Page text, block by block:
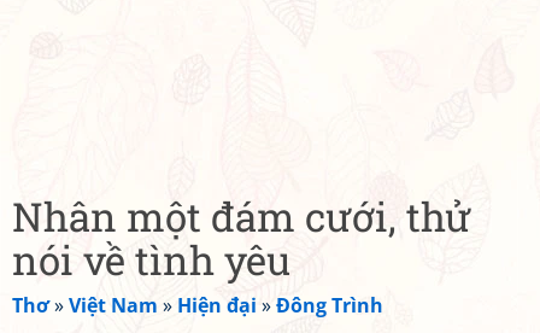
Nhân một đám cưới, thử
nói về tình yêu
Thơ»Việt Nam » Hiện đại »Đông Trình